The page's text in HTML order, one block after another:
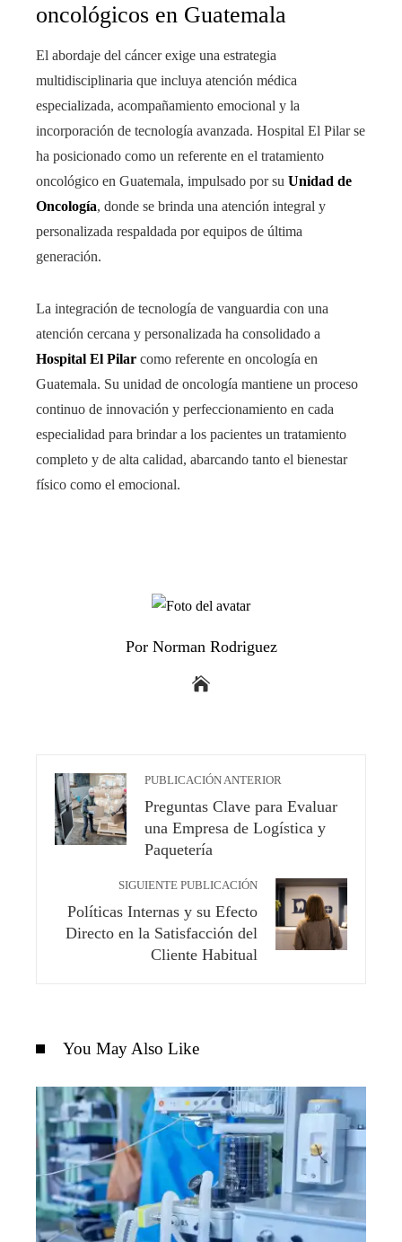
oncológicos en Guatemala
El abordaje del cáncer exige una estrategia
multidisciplinaria que incluya atención médica
especializada, acompañamiento emocional y la
incorporación de tecnología avanzada. Hospital El Pilar se
ha posicionado como un referente en el tratamiento
oncológico en Guatemala, impulsado por su Unidad de
Oncología, donde se brinda una atención integral y
personalizada respaldada por equipos de última
generación.
La integración de tecnología de vanguardia con una
atención cercana y personalizada ha consolidado a
Hospital El Pilar como referente en oncología en
Guatemala. Su unidad de oncología mantiene un proceso
continuo de innovación y perfeccionamiento en cada
especialidad para brindar a los pacientes un tratamiento
completo y de alta calidad, abarcando tanto el bienestar
físico como el emocional.
Por Norman Rodriguez
PUBLICACIÓN ANTERIOR
Preguntas Clave para Evaluar
una Empresa de Logística y
Paquetería
SIGUIENTE PUBLICACIÓN
Políticas Internas y su Efecto
Directo en la Satisfacción del
Cliente Habitual
You May Also Like